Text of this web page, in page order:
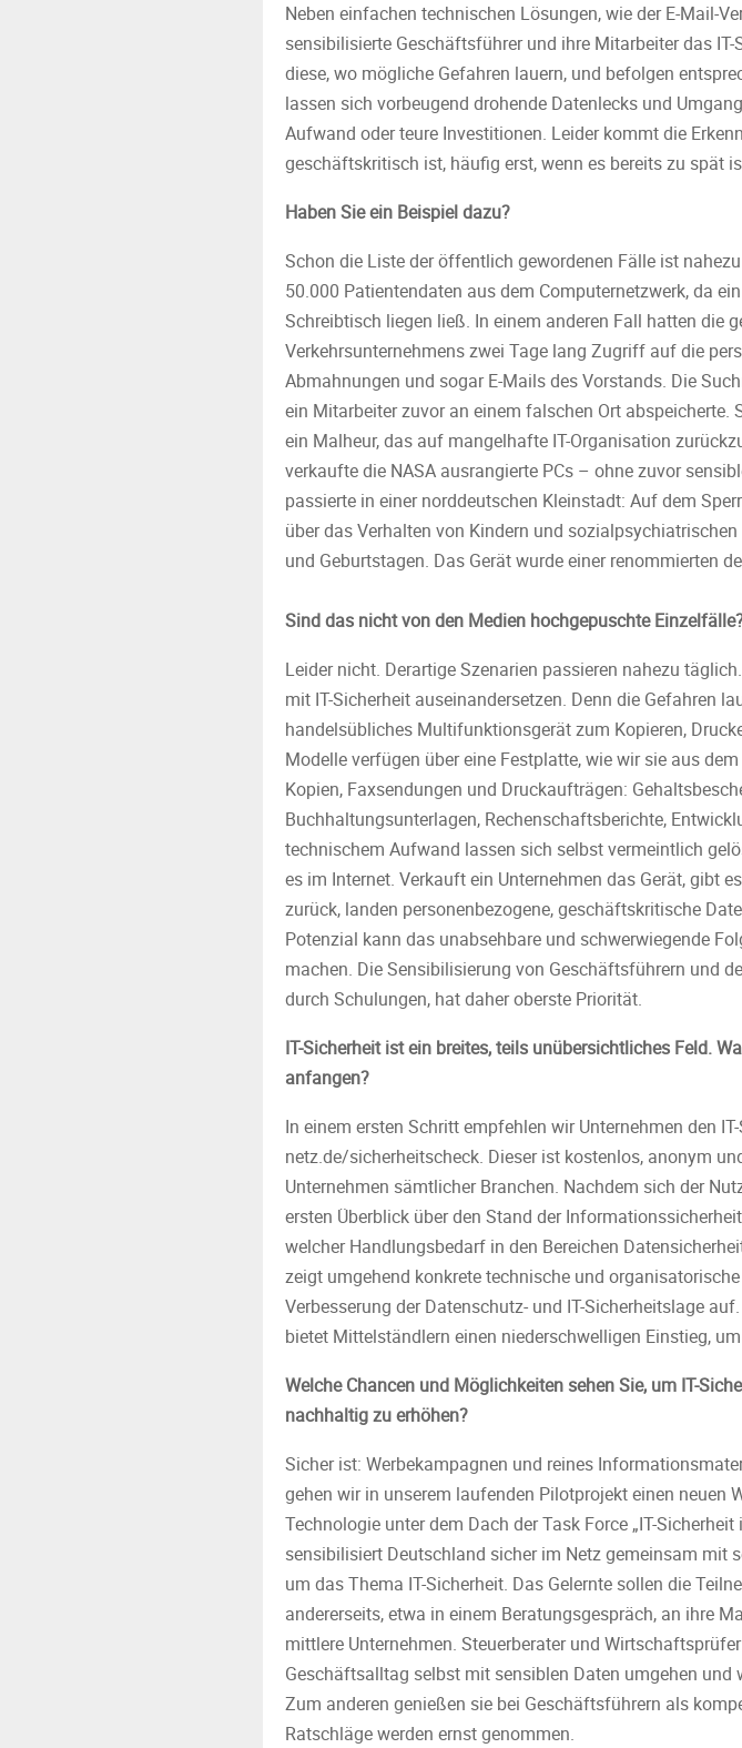
Neben einfachen technischen Lösungen, wie der E-Mail-
sensibilisierte Geschäftsführer und ihre Mitarbeiter das
diese, wo mögliche Gefahren lauern, und befolgen
lassen sich vorbeugend drohende Datenlecks und
Aufwand oder teure Investitionen. Leider kommt die
geschäftskritisch ist, häufig erst, wenn es bereits zu spät
Haben Sie ein Beispiel dazu?
Schon die Liste der öffentlich gewordenen Fälle ist
50.000 Patientendaten aus dem Computernetzwerk, da
Schreibtisch liegen ließ. In einem anderen Fall hatten die
Verkehrsunternehmens zwei Tage lang Zugriff auf die
Abmahnungen und sogar E-Mails des Vorstands. Die
ein Mitarbeiter zuvor an einem falschen Ort
ein Malheur, das auf mangelhafte IT-Organisation
verkaufte die NASA ausrangierte PCs – ohne zuvor
passierte in einer norddeutschen Kleinstadt: Auf dem
über das Verhalten von Kindern und
und Geburtstagen. Das Gerät wurde einer renommierten
Sind das nicht von den Medien hochgepuschte
Leider nicht. Derartige Szenarien passieren nahezu
mit IT-Sicherheit auseinandersetzen. Denn die Gefahren
handelsübliches Multifunktionsgerät zum Kopieren,
Modelle verfügen über eine Festplatte, wie wir sie aus
Kopien, Faxsendungen und Druckaufträgen:
Buchhaltungsunterlagen, Rechenschaftsberichte,
technischem Aufwand lassen sich selbst vermeintlich
es im Internet. Verkauft ein Unternehmen das Gerät, gibt
zurück, landen personenbezogene, geschäftskritische
Potenzial kann das unabsehbare und schwerwiegende
machen. Die Sensibilisierung von Geschäftsführern und
durch Schulungen, hat daher oberste Priorität.
IT-Sicherheit ist ein breites, teils unübersichtliches Feld.
anfangen?
In einem ersten Schritt empfehlen wir Unternehmen den
netz.de/sicherheitscheck. Dieser ist kostenlos, anonym
Unternehmen sämtlicher Branchen. Nachdem sich der
ersten Überblick über den Stand der
welcher Handlungsbedarf in den Bereichen
zeigt umgehend konkrete technische und
Verbesserung der Datenschutz- und IT-Sicherheitslage
bietet Mittelständlern einen niederschwelligen Einstieg,
Welche Chancen und Möglichkeiten sehen Sie, um IT-
nachhaltig zu erhöhen?
Sicher ist: Werbekampagnen und reines
gehen wir in unserem laufenden Pilotprojekt einen neuen
Technologie unter dem Dach der Task Force „IT-
sensibilisiert Deutschland sicher im Netz gemeinsam mit
um das Thema IT-Sicherheit. Das Gelernte sollen die
andererseits, etwa in einem Beratungsgespräch, an ihre
mittlere Unternehmen. Steuerberater und
Geschäftsalltag selbst mit sensiblen Daten umgehen
Zum anderen genießen sie bei Geschäftsführern als
Ratschläge werden ernst genommen.